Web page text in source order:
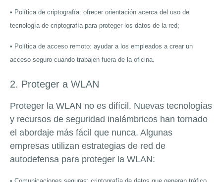
• Política de criptografía: ofrecer orientación acerca del uso de
tecnología de criptografía para proteger los datos de la red;
• Política de acceso remoto: ayudar a los empleados a crear un
acceso seguro cuando trabajen fuera de la oficina.
2. Proteger a WLAN
Proteger la WLAN no es difícil. Nuevas tecnologías
y recursos de seguridad inalámbricos han tornado
el abordaje más fácil que nunca. Algunas
empresas utilizan estrategias de red de
autodefensa para proteger la WLAN: